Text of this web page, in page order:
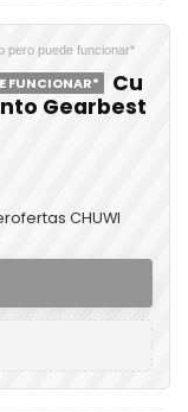
pero puede funcionar*
FUNCIONAR*
Cu
Gearbest
CHUWI